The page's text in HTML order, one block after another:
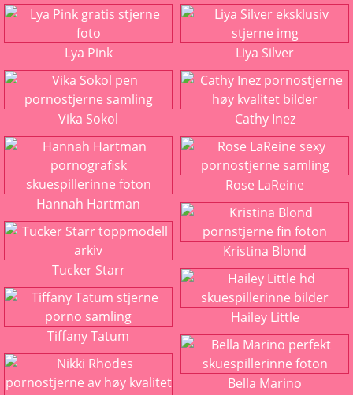
Lya Pink
Vika Sokol
Hannah Hartman
Tucker Starr
Tiffany Tatum
Liya Silver
Cathy Inez
Rose LaReine
Kristina Blond
Hailey Little
Bella Marino